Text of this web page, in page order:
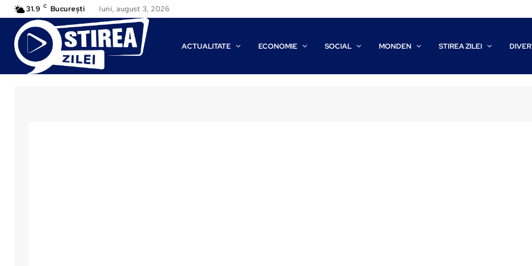
31.9 C București luni, august 3, 2026
ACTUALITATE ECONOMIE SOCIAL MONDEN STIREA ZILEI